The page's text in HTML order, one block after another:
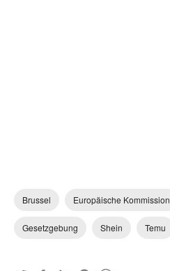
Brussel Europäische Kommission
Gesetzgebung Shein Temu